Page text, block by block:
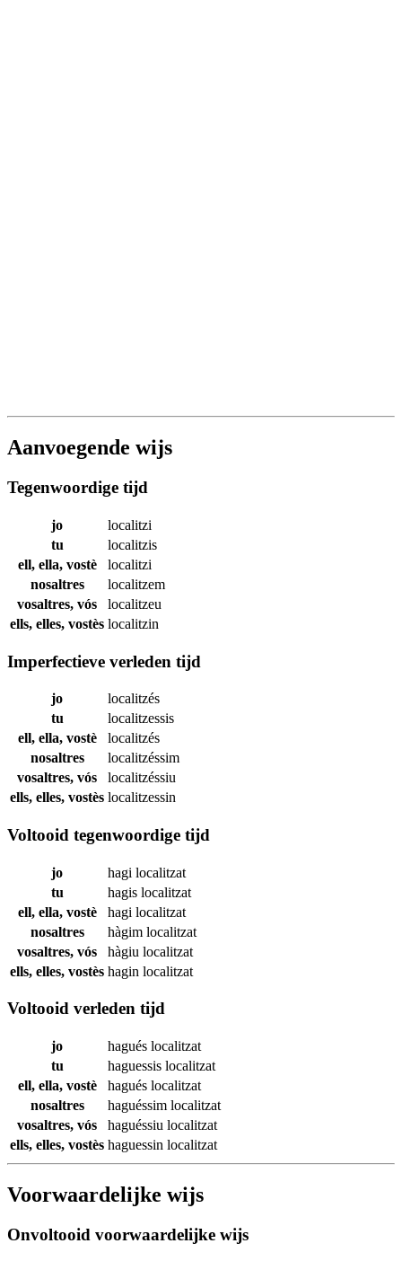
Aanvoegende wijs
Tegenwoordige tijd
jo
localitzi
tu
localitzis
ell, ella, vostè
localitzi
nosaltres
localitzem
vosaltres, vós
localitzeu
ells, elles, vostès localitzin
Imperfectieve verleden tijd
jo
localitzés
tu
localitzessis
ell, ella, vostè
localitzés
nosaltres
localitzéssim
vosaltres, vós
localitzéssiu
ells, elles, vostès localitzessin
Voltooid tegenwoordige tijd
jo hagi localitzat
tu
hagis localitzat
ell, ella, vostè
hagi localitzat
nosaltres
hàgim localitzat
vosaltres, vós
hàgiu localitzat
ells, elles, vostès hagin localitzat
Voltooid verleden tijd
jo hagués localitzat
tu
haguessis localitzat
ell, ella, vostè
hagués localitzat
nosaltres
haguéssim localitzat
vosaltres, vós
haguéssiu localitzat
ells, elles, vostès haguessin localitzat
Voorwaardelijke wijs
Onvoltooid voorwaardelijke wijs